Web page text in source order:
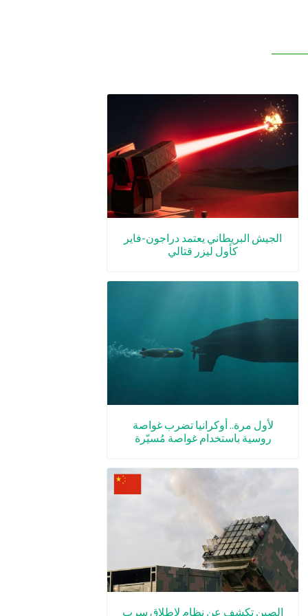
الجيش البريطاني يعتمد دراجون-فاير
كأول ليزر قتالي
لأول مرة.. أوكرانيا تضرب غواصة
روسية باستخدام غواصة مُسيّرة
الصين تكشف عن نظام لإطلاق سرب